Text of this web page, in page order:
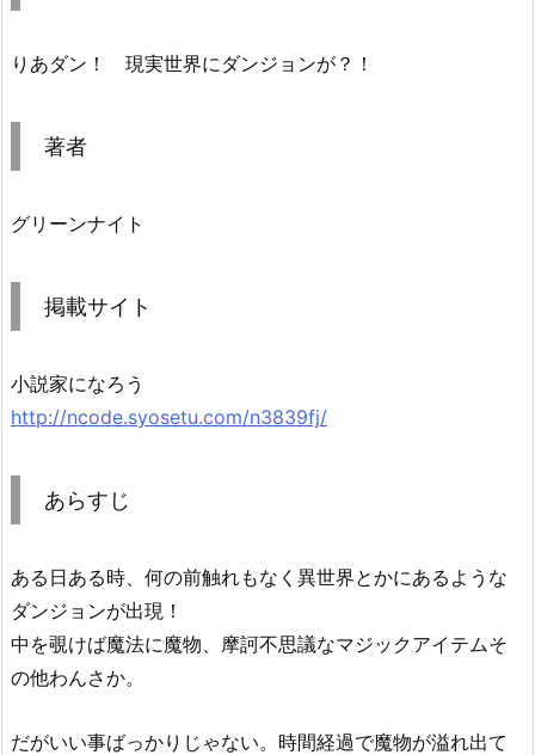
りあダン！ 現実世界にダンジョンが？！
著者
グリーンナイト
掲載サイト
小説家になろう
http://ncode.syosetu.com/n3839fj/
あらすじ
ある日ある時、何の前触れもなく異世界とかにあるような
ダンジョンが出現！
中を覗けば魔法に魔物、摩訶不思議なマジックアイテムそ
の他わんさか。
だがいい事ばっかりじゃない。時間経過で魔物が溢れ出て